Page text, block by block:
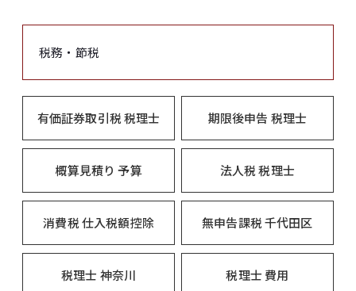
税務・節税
有価証券取引税 税理士 期限後申告 税理士
概算見積り 予算 法人税 税理士
消費税 仕入税額控除 無申告課税 千代田区
税理士 神奈川 税理士 費用